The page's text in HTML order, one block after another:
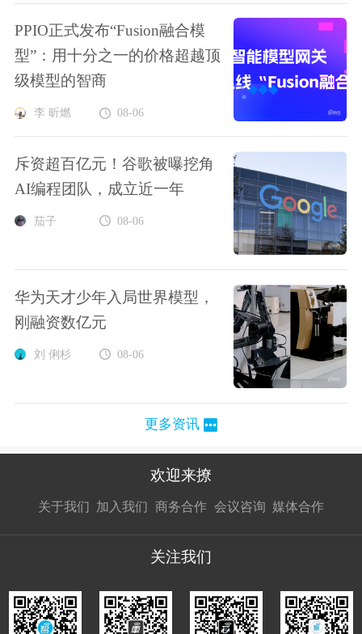
PPIO正式发布“Fusion融合模
型”：用十分之一的价格超越顶
级模型的智商
李 昕燃 08-06
斥资超百亿元！谷歌被曝挖角
AI编程团队，成立近一年
茄子 08-06
华为天才少年入局世界模型，
刚融资数亿元
刘 俐杉 08-06
更多资讯
欢迎来撩
关于我们 加入我们
接扔简历
商务合作
接开聊
会议咨询 媒体合作
接开聊
关注我们